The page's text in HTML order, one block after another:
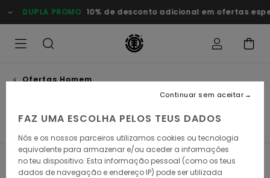
para
a
produtos
DUPLA PROMO 10% de desconto adicional em ofertas
Ofertas Homem
Filtrar e Ordenar 11Resultados
FAZ UMA ESCOLHA PELOS TEUS DADOS
Nós e os nossos parceiros utilizamos cookies ou tecnologia
equivalente para armazenar e/ou aceder a informações
no teu dispositivo. Esta informação pessoal (como os teus
dados de navegação e endereço IP) pode ser utilizada
Continuar sem aceitar